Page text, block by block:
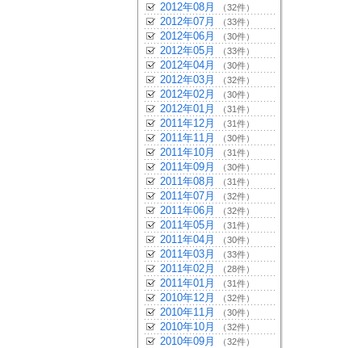
2012年08月 （32件）
2012年07月 （33件）
2012年06月 （30件）
2012年05月 （33件）
2012年04月 （30件）
2012年03月 （32件）
2012年02月 （30件）
2012年01月 （31件）
2011年12月 （31件）
2011年11月 （30件）
2011年10月 （31件）
2011年09月 （30件）
2011年08月 （31件）
2011年07月 （32件）
2011年06月 （32件）
2011年05月 （31件）
2011年04月 （30件）
2011年03月 （33件）
2011年02月 （28件）
2011年01月 （31件）
2010年12月 （32件）
2010年11月 （30件）
2010年10月 （32件）
2010年09月 （32件）